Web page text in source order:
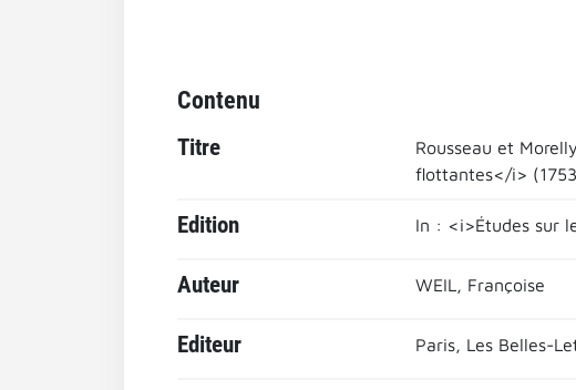
Contenu
Titre
Rousseau et
flottantes</i>
Edition In : <i>Études sur
Auteur WEIL, Françoise
Editeur Paris, Les Belles-